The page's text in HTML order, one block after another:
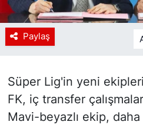
Paylaş
Süper Lig'in yeni
FK, iç transfer
Mavi-beyazlı ekip,
Tanıtım